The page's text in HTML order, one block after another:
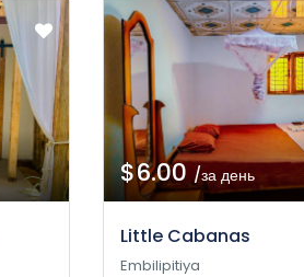
$6.00/за день
Little Cabanas
Embilipitiya